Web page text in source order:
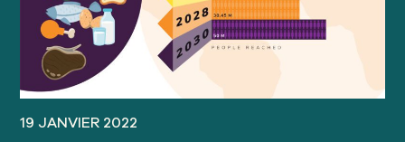
19 JANVIER 2022